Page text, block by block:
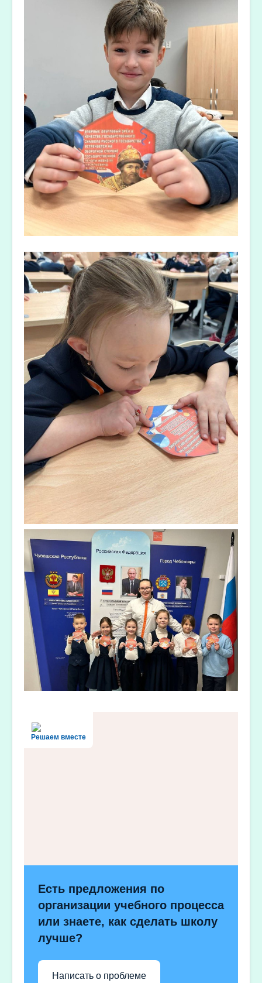
Решаем вместе
Есть предложения по
организации учебного процесса
или знаете, как сделать школу
лучше?
Написать о проблеме